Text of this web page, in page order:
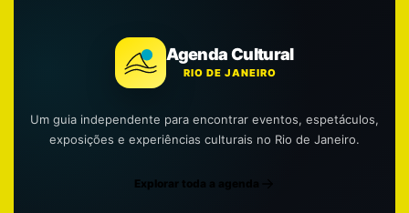
Agenda Cultural
RIO DE JANEIRO
Um guia independente para encontrar eventos, espetáculos,
exposições e experiências culturais no Rio de Janeiro.
Explorar toda a agenda